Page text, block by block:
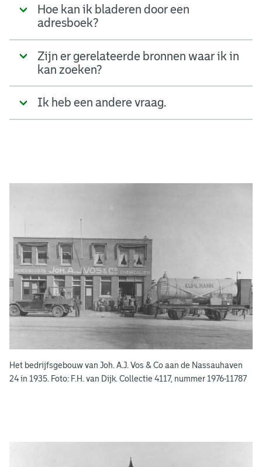
Hoe kan ik bladeren door een
adresboek?
Zijn er gerelateerde bronnen waar ik in
kan zoeken?
Ik heb een andere vraag.
e
s
b
o
e
e
n
e
n
Het bedrijfsgebouw van Joh. A.J. Vos & Co aan de Nassauhaven
24 in 1935. Foto: F.H. van Dijk. Collectie 4117, nummer 1976-11787